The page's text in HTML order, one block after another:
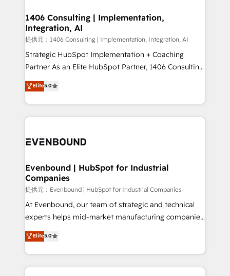
allowing companies to optimize processes and meet
the needs of the customer. We are part of Impresoft
Group, a group of specialized and complementary
companies that divide their offer into 4
Competence Centers: Smart Manufacturing,
The synergies generated by these integrations,
together with the combination of talents, skills,
to accompany companies on their digital
1406 Consulting | Implementation,
Integration, AI
提供元：1406 Consulting | Implementation, Integration, AI
Strategic HubSpot Implementation + Coaching
Partner As an Elite HubSpot Partner, 1406 Consulting
helps mid-market revenue teams transform how
they sell, market, and serve. We don't just build your
HubSpot—we teach your team to own it, then stay
to help you keep winning. What We Do ⚙️ CRM
Data & Content 📈 Sales & Marketing Alignment +
Agent Creation 🔄 Custom Integrations & Data
Migration Why 1406 We become part of your team.
Your team learns while we build. We fix what others
broke. Built for mid-market reality—practical
solutions that work with your actual headcount and
HubSpot partners 🔄 Top 5% globally in client
retention 📅 8+ years of consistent results since 2017
Elite5.0
Evenbound | HubSpot for Industrial
Companies
提供元：Evenbound | HubSpot for Industrial Companies
At Evenbound, our team of strategic and technical
experts helps mid-market manufacturing companies
achieve real growth. We specialize in delivering
tailored solutions that drive results by leveraging
HubSpot’s platform and data to fuel success.
Technical Solutions: - HubSpot Technical Consulting -
Elite5.0